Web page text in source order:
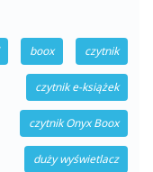
boox czytnik
czytnik e-książek
czytnik Onyx Boox
duży wyświetlacz